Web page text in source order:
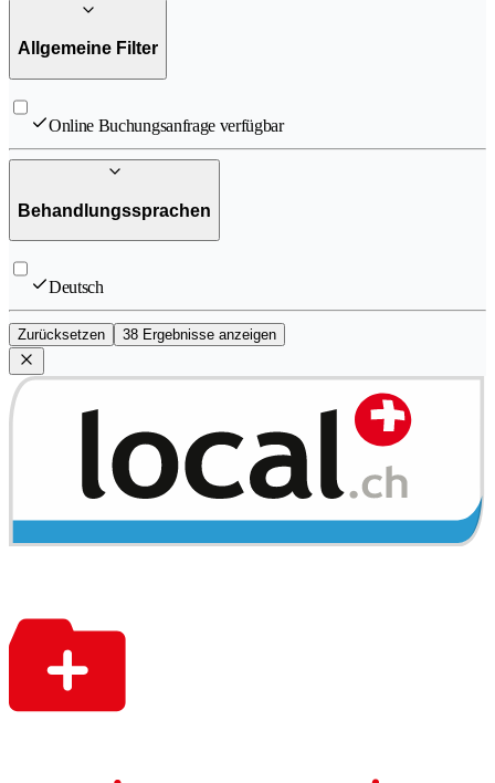
Allgemeine Filter
Online Buchungsanfrage verfügbar
Behandlungssprachen
Deutsch
Zurücksetzen 38 Ergebnisse anzeigen